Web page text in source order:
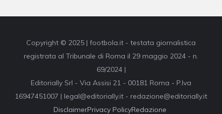
Copyright © 2025 | footbola.it - testata giornalistica
registrata al Tribunale di Roma il 29 maggio 2024 - n.
69/2024 |
Editorially Srl - Via Assisi 21 - 00181 Roma - P.Iva
16947451007 | legal@editorially.it - redazione@editorially.it
DisclaimerPrivacy PolicyRedazione